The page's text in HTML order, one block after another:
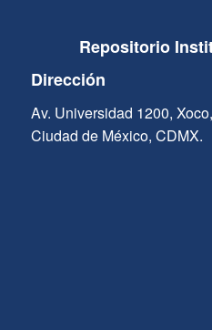
Repositorio
Dirección
Av. Universidad 1200,
Ciudad de México, CDMX.